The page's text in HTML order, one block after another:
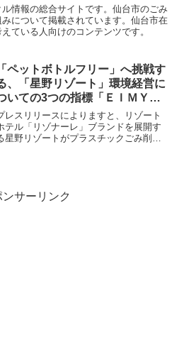
情報の総合サイトです。仙台市のごみ
について掲載されています。仙台市在
ている人向けのコンテンツです。
「ペットボトルフリー」へ挑戦す
、「星野リゾート」環境経営に
いての3つの指標「ＥＩＭＹ」
ゼロエミッション」「エコツー
ズム」とは？
レスリリースによりますと、リゾート
テル「リゾナーレ」ブランドを展開す
星野リゾートがプラスチックごみ削減
ンサーリンク